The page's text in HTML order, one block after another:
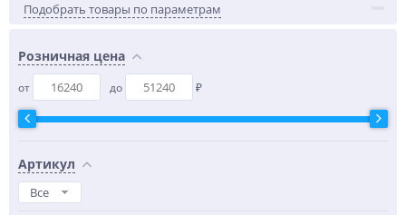
Подобрать товары по параметрам
Розничная цена
от до ₽
Артикул
Все